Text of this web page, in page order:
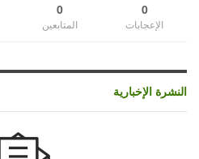
0
الإعجابات
0
المتابعين
النشرة الإخبارية